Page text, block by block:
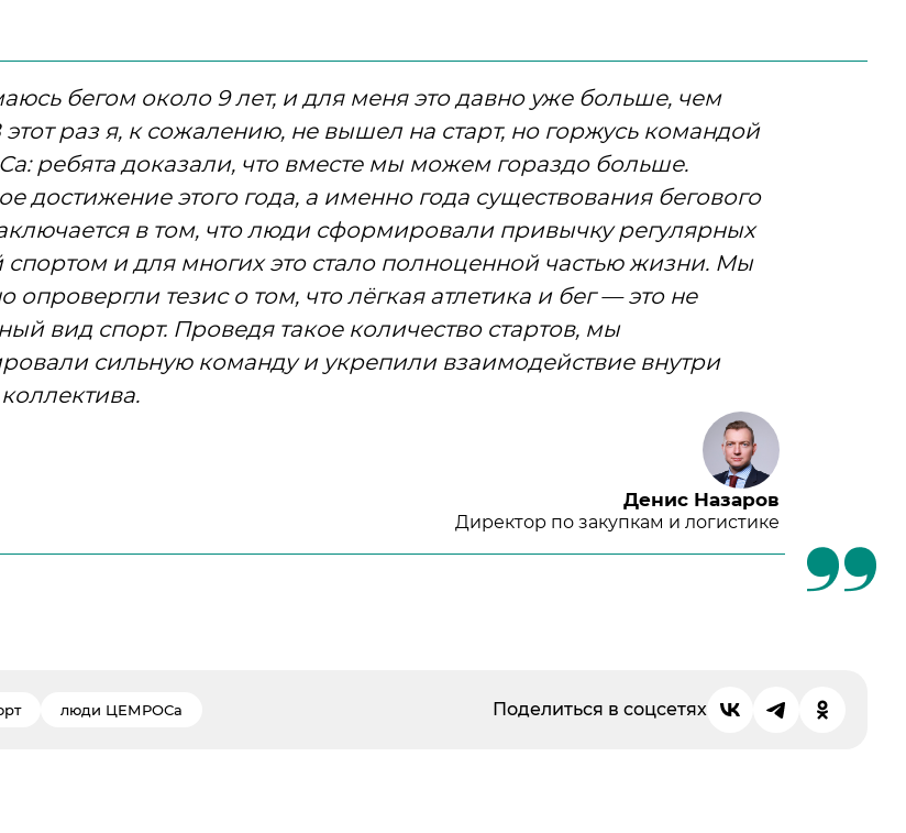
бегом около 9 лет, и для меня это давно уже больше, чем
этот раз я, к сожалению, не вышел на старт, но горжусь командой
ребята доказали, что вместе мы можем гораздо больше.
достижение этого года, а именно года существования бегового
в том, что люди сформировали привычку регулярных
спортом и для многих это стало полноценной частью жизни. Мы
опровергли тезис о том, что лёгкая атлетика и бег — это не
вид спорт. Проведя такое количество стартов, мы
сильную команду и укрепили взаимодействие внутри
Денис Назаров
Директор по закупкам и логистике
люди ЦЕМРОСа Поделиться в соцсетях